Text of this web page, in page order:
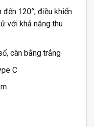
120°, điều khiển
với khả năng thu
cân bằng trắng
C